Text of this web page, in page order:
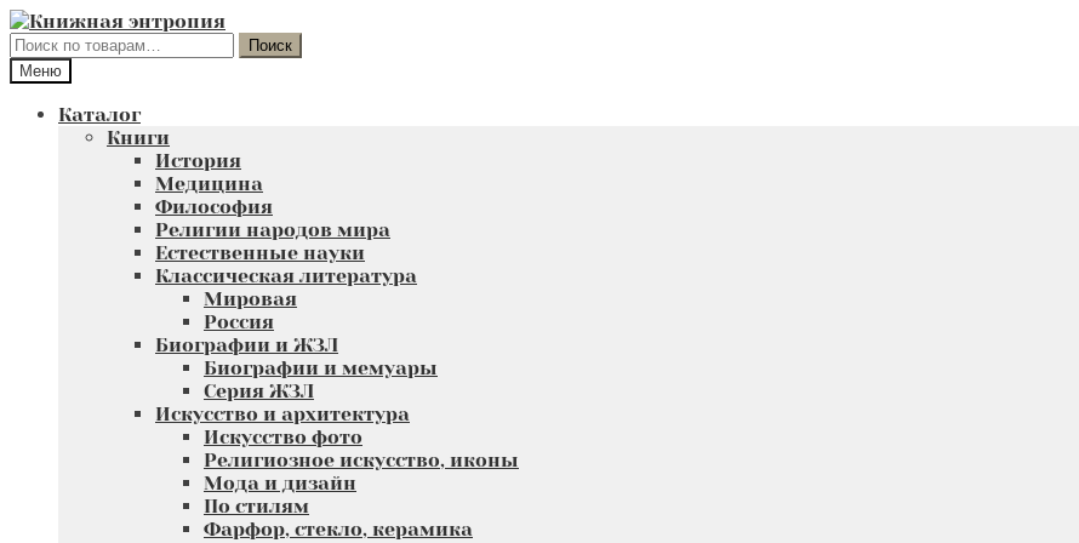
Перейти
к
навигации
Перейти
к
содержимому
Искать:
Поиск
Меню
Каталог
Книги
История
Медицина
Философия
Религии народов мира
Естественные науки
Классическая литература
Мировая
Россия
Биографии и ЖЗЛ
Биографии и мемуары
Серия ЖЗЛ
Искусство и архитектура
Искусство фото
Религиозное искусство, иконы
Мода и дизайн
По стилям
Фарфор, стекло, керамика